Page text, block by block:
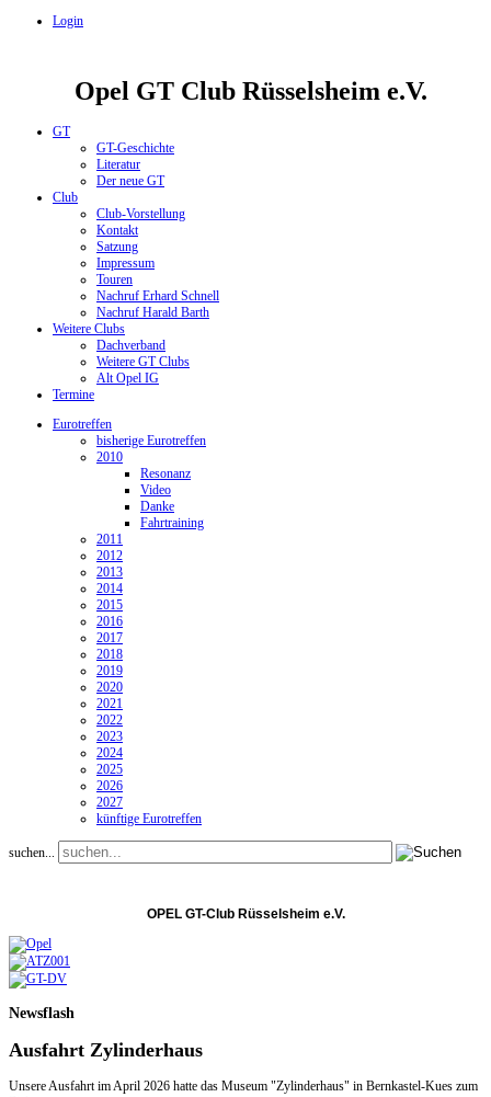
Login
Opel GT Club Rüsselsheim e.V.
GT
GT-Geschichte
Literatur
Der neue GT
Club
Club-Vorstellung
Kontakt
Satzung
Impressum
Touren
Nachruf Erhard Schnell
Nachruf Harald Barth
Weitere Clubs
Dachverband
Weitere GT Clubs
Alt Opel IG
Termine
Eurotreffen
bisherige Eurotreffen
2010
Resonanz
Video
Danke
Fahrtraining
2011
2012
2013
2014
2015
2016
2017
2018
2019
2020
2021
2022
2023
2024
2025
2026
2027
künftige Eurotreffen
suchen...
OPEL GT-Club Rüsselsheim e.V.
Newsflash
Ausfahrt Zylinderhaus
Unsere Ausfahrt im April 2026 hatte das Museum "Zylinderhaus" in Bernkastel-Kues zum